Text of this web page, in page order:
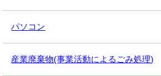
パソコン
産業廃棄物(事業活動によるごみ処理)